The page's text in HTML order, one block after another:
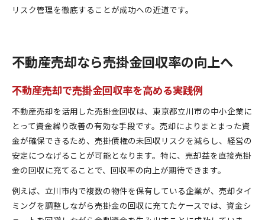
リスク管理を徹底することが成功への近道です。
不動産売却なら売掛金回収率の向上へ
不動産売却で売掛金回収率を高める実践例
不動産売却を活用した売掛金回収は、東京都立川市の中小企業に
とって資金繰り改善の有効な手段です。売却によりまとまった資
金が確保できるため、売掛債権の未回収リスクを減らし、経営の
安定につなげることが可能となります。特に、売却益を直接売掛
金の回収に充てることで、回収率の向上が期待できます。
例えば、立川市内で複数の物件を保有している企業が、売却タイ
ミングを調整しながら売掛金の回収に充てたケースでは、資金シ